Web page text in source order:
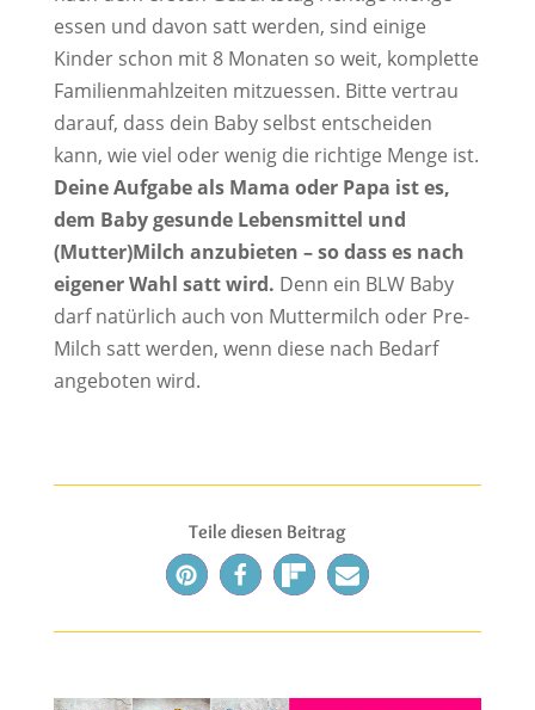
essen und davon satt werden, sind einige
Kinder schon mit 8 Monaten so weit, komplette
Familienmahlzeiten mitzuessen. Bitte vertrau
darauf, dass dein Baby selbst entscheiden
kann, wie viel oder wenig die richtige Menge ist.
Deine Aufgabe als Mama oder Papa ist es,
dem Baby gesunde Lebensmittel und
(Mutter)Milch anzubieten – so dass es nach
eigener Wahl satt wird. Denn ein BLW Baby
darf natürlich auch von Muttermilch oder Pre-
Milch satt werden, wenn diese nach Bedarf
angeboten wird.
Teile diesen Beitrag